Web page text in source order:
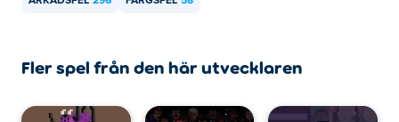
telefoner och surfplattor.
Fler spel från den här utvecklaren